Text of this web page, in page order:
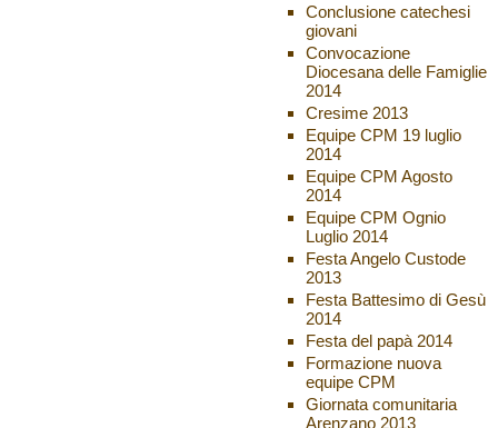
Conclusione catechesi
giovani
Convocazione
Diocesana delle Famiglie
2014
Cresime 2013
Equipe CPM 19 luglio
2014
Equipe CPM Agosto
2014
Equipe CPM Ognio
Luglio 2014
Festa Angelo Custode
2013
Festa Battesimo di Gesù
2014
Festa del papà 2014
Formazione nuova
equipe CPM
Giornata comunitaria
Arenzano 2013